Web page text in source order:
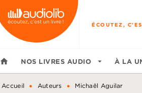
MENU RECHERCHE
ÉCOUTEZ,
home NOS LIVRES AUDIO arrow_drop_down À LA
Accueil • Auteurs • Michaël Aguilar